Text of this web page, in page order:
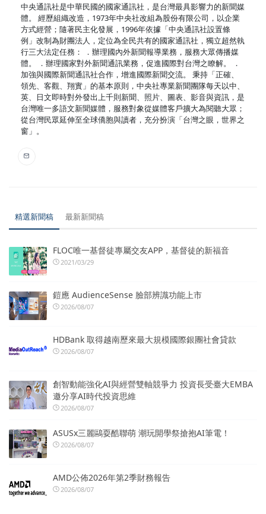
中央通訊社是中華民國的國家通訊社，是台灣最具影響力的新聞媒
體。 經歷組織改造，1973年中央社改組為股份有限公司，以企業
方式經營；隨著民主化發展，1996年依據「中央通訊社設置條
例」改制為財團法人，定位為全民共有的國家通訊社，獨立超然執
行三大法定任務： ．辦理國內外新聞報導業務，服務大眾傳播媒
體。 ．辦理國家對外新聞通訊業務，促進國際對台灣之瞭解。 ．
加強與國際新聞通訊社合作，增進國際新聞交流。 秉持「正確、
領先、客觀、翔實」的基本原則，中央社專業新聞團隊每天以中、
英、日文即時對外發出上千則新聞、照片、圖表、影音與資訊，是
台灣唯一多語文新聞媒體，服務對象從媒體客戶擴大為閱聽大眾；
從台灣民眾延伸至全球僑胞與讀者，充分扮演「台灣之眼，世界之
窗」。
精選新聞稿 最新新聞稿
FLOC唯一基督徒專屬交友APP，基督徒的新福音
2021/03/29
鎧應 AudienceSense 臉部辨識功能上市
2026/08/07
HDBank 取得越南歷來最大規模國際銀團社會貸款
2026/08/07
創智動能強化AI與經營雙軸競爭力 投資長受臺大EMBA
邀分享AI時代投資思維
2026/08/07
ASUSx三麗鷗耍酷聯萌 潮玩開學祭搶抱AI筆電！
2026/08/07
AMD公佈2026年第2季財務報告
2026/08/07